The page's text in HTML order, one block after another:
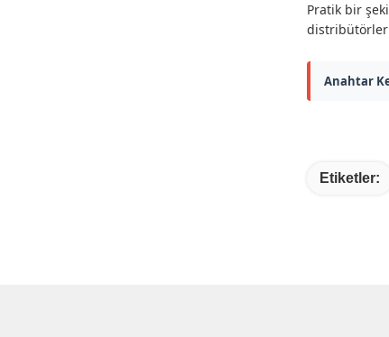
Pratik bir
distribütörler
Anahtar
Etiketler: